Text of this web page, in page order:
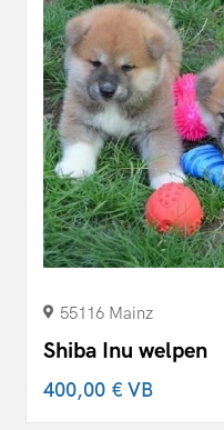
55116 Mainz
Shiba Inu welpen
400,00 €VB